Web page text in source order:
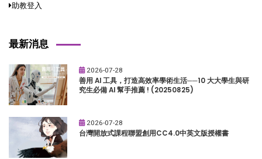
助教登入
最新消息
2026-07-28
善用 AI 工具，打造高效率學術生活──10 大大學生與研
究生必備 AI 幫手推薦 ! (20250825)
2026-07-28
台灣開放式課程聯盟創用CC4.0中英文版授權書